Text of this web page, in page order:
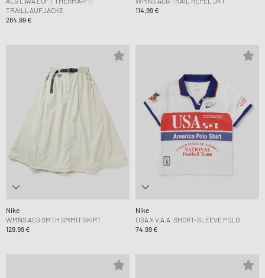
TRAILLAUFJACKE
284,99 €
114,99 €
Nike
WMNS ACG SMTH SMMIT SKIRT
129,99 €
Nike
USA X V.A.A. SHORT-SLEEVE POLO
74,99 €